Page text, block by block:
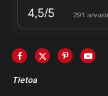
Tietoa